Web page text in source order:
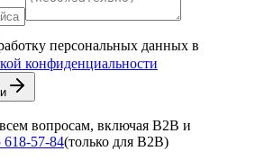
персональных данных в
конфиденциальности
вопросам, включая B2B и
618-57-84(только для B2B)